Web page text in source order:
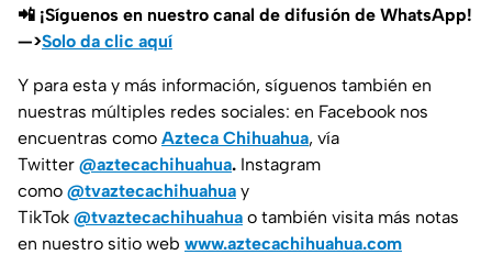
📲 ¡Síguenos en nuestro canal de difusión de WhatsApp!
—>Solo da clic aquí
Y para esta y más información, síguenos también en
nuestras múltiples redes sociales: en Facebook nos
encuentras como Azteca Chihuahua, vía
Twitter @aztecachihuahua. Instagram
como @tvaztecachihuahua y
TikTok @tvaztecachihuahua o también visita más notas
en nuestro sitio web www.aztecachihuahua.com